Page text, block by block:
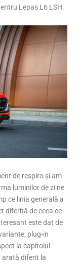
Lepas L6 LSH.
de respiro și am
luminilor de zi ne
ce linia generală a
diferită de ceea ce
este dat de
plug-in
la capitolul
arată diferit la